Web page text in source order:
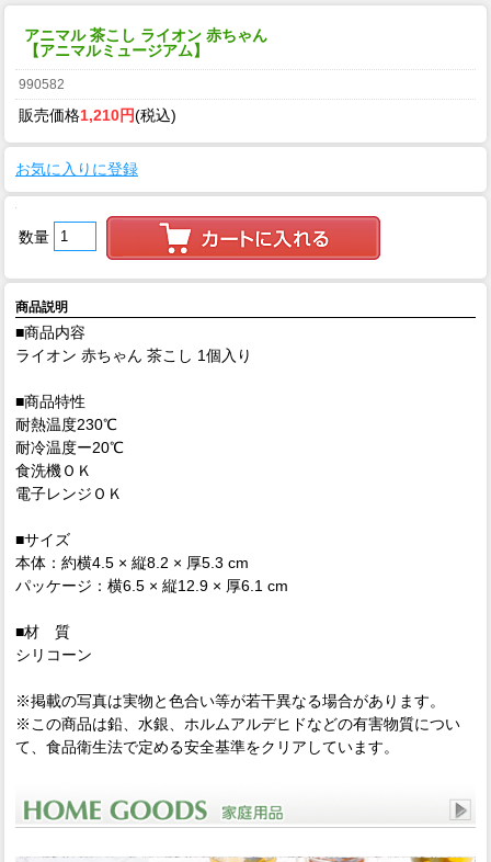
アニマル 茶こし ライオン 赤ちゃん
【アニマルミュージアム】
990582
販売価格1,210円(税込)
お気に入りに登録
数量
商品説明
■商品内容
ライオン 赤ちゃん 茶こし 1個入り
■商品特性
耐熱温度230℃
耐冷温度ー20℃
食洗機ＯＫ
電子レンジＯＫ
■サイズ
本体：約横4.5 × 縦8.2 × 厚5.3 cm
パッケージ：横6.5 × 縦12.9 × 厚6.1 cm
■材 質
シリコーン
※掲載の写真は実物と色合い等が若干異なる場合があります。
※この商品は鉛、水銀、ホルムアルデヒドなどの有害物質につい
て、食品衛生法で定める安全基準をクリアしています。